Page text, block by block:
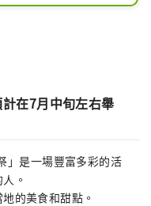
可以享受多種自然
在7月中旬左右舉
」是一場豐富多彩的活
。
的美食和甜點。